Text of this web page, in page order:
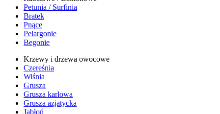
Petunia / Surfinia
Bratek
Pnące
Pelargonie
Begonie
Krzewy i drzewa owocowe
Czereśnia
Wiśnia
Grusza
Grusza karłowa
Grusza azjatycka
Jabłoń